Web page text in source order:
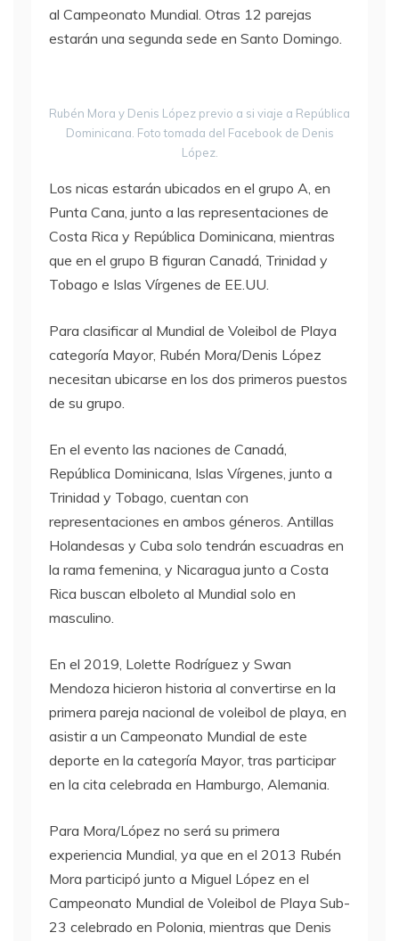
al Campeonato Mundial. Otras 12 parejas
estarán una segunda sede en Santo Domingo.
Rubén Mora y Denis López previo a si viaje a República
Dominicana. Foto tomada del Facebook de Denis
López.
Los nicas estarán ubicados en el grupo A, en
Punta Cana, junto a las representaciones de
Costa Rica y República Dominicana, mientras
que en el grupo B figuran Canadá, Trinidad y
Tobago e Islas Vírgenes de EE.UU.
Para clasificar al Mundial de Voleibol de Playa
categoría Mayor, Rubén Mora/Denis López
necesitan ubicarse en los dos primeros puestos
de su grupo.
En el evento las naciones de Canadá,
República Dominicana, Islas Vírgenes, junto a
Trinidad y Tobago, cuentan con
representaciones en ambos géneros. Antillas
Holandesas y Cuba solo tendrán escuadras en
la rama femenina, y Nicaragua junto a Costa
Rica buscan elboleto al Mundial solo en
masculino.
En el 2019, Lolette Rodríguez y Swan
Mendoza hicieron historia al convertirse en la
primera pareja nacional de voleibol de playa, en
asistir a un Campeonato Mundial de este
deporte en la categoría Mayor, tras participar
en la cita celebrada en Hamburgo, Alemania.
Para Mora/López no será su primera
experiencia Mundial, ya que en el 2013 Rubén
Mora participó junto a Miguel López en el
Campeonato Mundial de Voleibol de Playa Sub-
23 celebrado en Polonia, mientras que Denis